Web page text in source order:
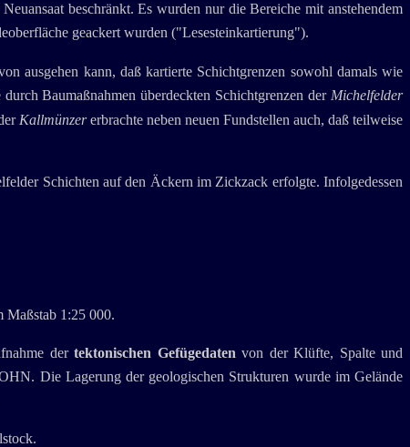
beschränkt. Es wurden nur die Bereiche mit anstehendem
geackert wurden ("Lesesteinkartierung").
ausgehen kann, daß kartierte Schichtgrenzen sowohl damals wie
Baumaßnahmen überdeckten Schichtgrenzen der Michelfelder
Kallmünzererbrachte neben neuen Fundstellen auch, daß teilweise
Schichten auf den Äckern im Zickzack erfolgte. Infolgedessen
Maßstab 1:25 000.
dertektonischen Gefügedaten von der Klüfte, Spalte und
Die Lagerung der geologischen Strukturen wurde im Gelände